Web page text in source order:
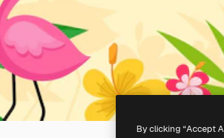
By clicking “Accept